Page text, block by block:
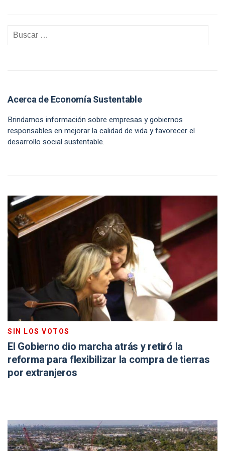
Acerca de Economía Sustentable
Brindamos información sobre empresas y gobiernos
responsables en mejorar la calidad de vida y favorecer el
desarrollo social sustentable.
SIN LOS VOTOS
El Gobierno dio marcha atrás y retiró la
reforma para flexibilizar la compra de tierras
por extranjeros